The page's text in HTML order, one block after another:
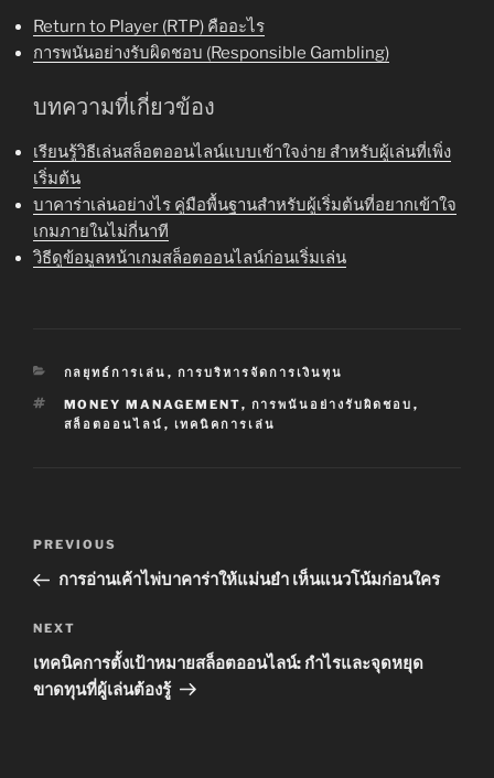
Return to Player (RTP) คืออะไร
การพนันอย่างรับผิดชอบ (Responsible Gambling)
บทความที่เกี่ยวข้อง
เรียนรู้วิธีเล่นสล็อตออนไลน์แบบเข้าใจง่าย สำหรับผู้เล่นที่เพิ่ง
เริ่มต้น
บาคาร่าเล่นอย่างไร คู่มือพื้นฐานสำหรับผู้เริ่มต้นที่อยากเข้าใจ
เกมภายในไม่กี่นาที
วิธีดูข้อมูลหน้าเกมสล็อตออนไลน์ก่อนเริ่มเล่น
CATEGORIES
กลยุทธ์การเล่น , การบริหารจัดการเงินทุน
TAGS
MONEY MANAGEMENT, การพนันอย่างรับผิดชอบ ,
สล็อตออนไลน์ , เทคนิคการเล่น
navigation
Previous
Post
PREVIOUS
การอ่านเค้าไพ่บาคาร่าให้แม่นยำ เห็นแนวโน้มก่อนใคร
Next
Post
NEXT
เทคนิคการตั้งเป้าหมายสล็อตออนไลน์: กำไรและจุดหยุด
ขาดทุนที่ผู้เล่นต้องรู้